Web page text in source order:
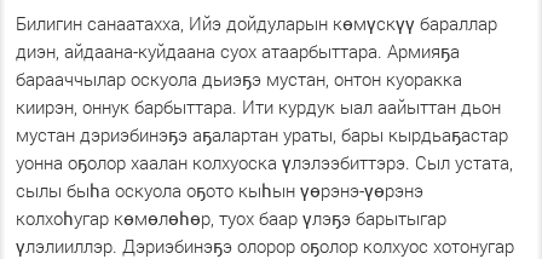
Билигин санаатахха, Ийэ дойдуларын көмүскүү бараллар
диэн, айдаана-куйдаана суох атаарбыттара. Армияҕа
барааччылар оскуола дьиэҕэ мустан, онтон куоракка
киирэн, оннук барбыттара. Ити курдук ыал аайыттан дьон
мустан дэриэбинэҕэ аҕалартан ураты, бары кырдьаҕастар
уонна оҕолор хаалан колхуоска үлэлээбиттэрэ. Сыл устата,
сылы быһа оскуола оҕото кыһын үөрэнэ-үөрэнэ
колхоһугар көмөлөһөр, туох баар үлэҕэ барытыгар
үлэлииллэр. Дэриэбинэҕэ олорор оҕолор колхуос хотонугар